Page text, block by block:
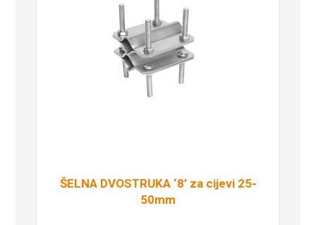
ŠELNA DVOSTRUKA ‘8’ za cijevi 25-
50mm